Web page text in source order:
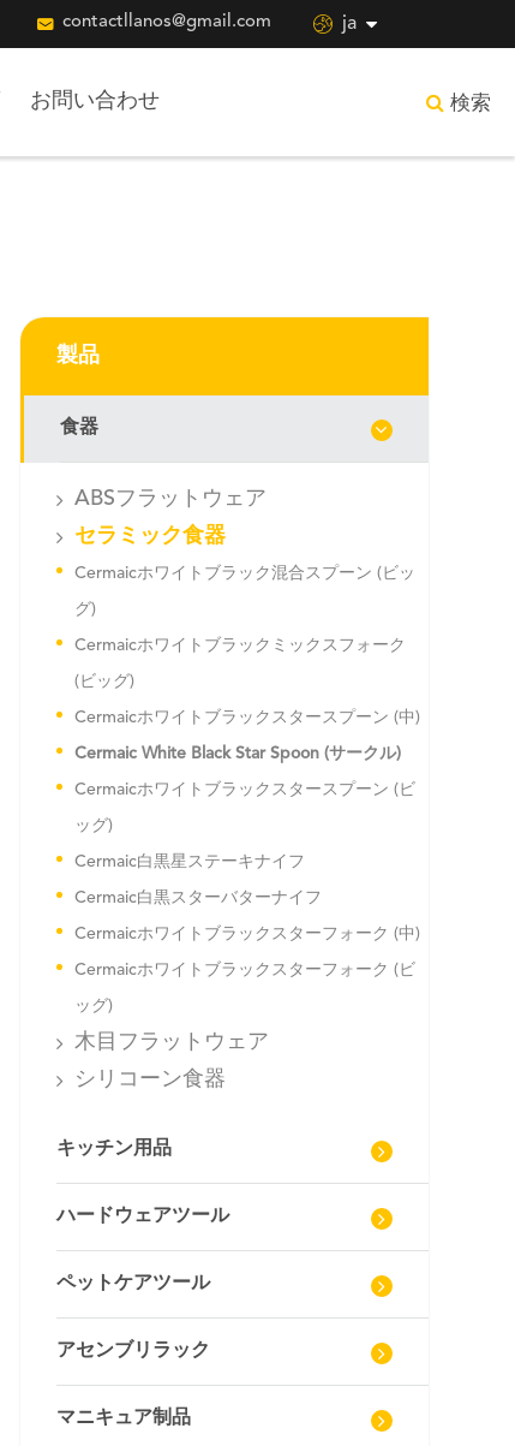
 contactllanos@gmail.com  ja
お問い合わせ 検索
製品
食器
ABSフラットウェア
セラミック食器
Cermaicホワイトブラック混合スプーン (ビッ
グ)
Cermaicホワイトブラックミックスフォーク
(ビッグ)
Cermaicホワイトブラックスタースプーン (中)
Cermaic White Black Star Spoon (サークル)
Cermaicホワイトブラックスタースプーン (ビ
ッグ)
Cermaic白黒星ステーキナイフ
Cermaic白黒スターバターナイフ
Cermaicホワイトブラックスターフォーク (中)
Cermaicホワイトブラックスターフォーク (ビ
ッグ)
木目フラットウェア
シリコーン食器
キッチン用品
ハードウェアツール
ペットケアツール
アセンブリラック
マニキュア制品